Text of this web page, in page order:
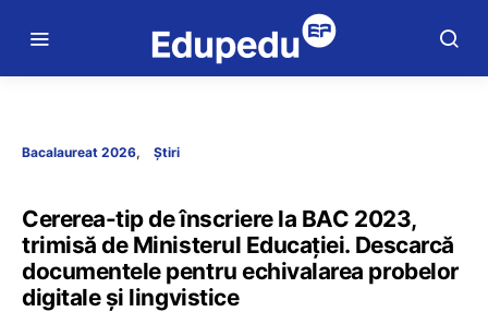
Bacalaureat 2026 Știri
Cererea-tip de înscriere la BAC 2023,
trimisă de Ministerul Educației. Descarcă
documentele pentru echivalarea probelor
digitale și lingvistice